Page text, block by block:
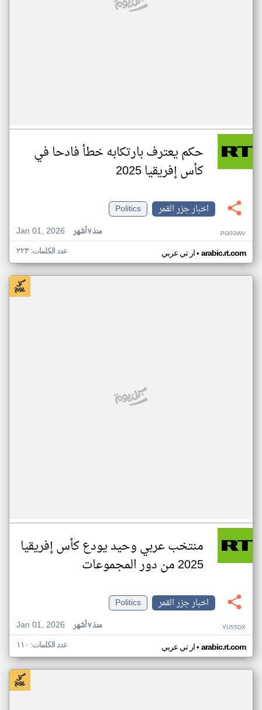
حكم يعترف بارتكابه خطأ فادحا في
كأس إفريقيا 2025
اخبار جزر القمر
Politics
Jan 01, 2026
منذ ٧ أشهر PG03WV
ار تي عربي• arabic.rt.com عدد الكلمات: ٢٢٣
منتخب عربي وحيد يودع كأس إفريقيا
2025 من دور المجموعات
اخبار جزر القمر
Politics
Jan 01, 2026
منذ ٧ أشهر YU55DX
ار تي عربي• arabic.rt.com عدد الكلمات: ١١٠